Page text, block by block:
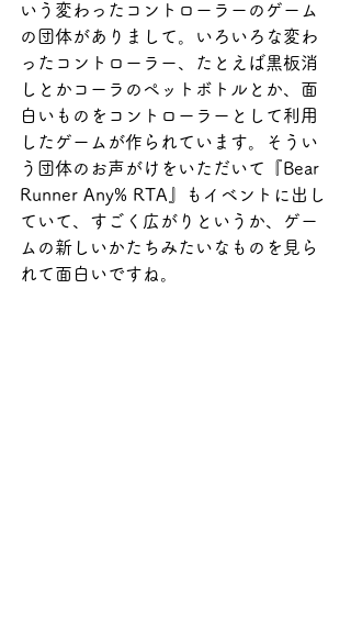
いう変わったコントローラーのゲーム
の団体がありまして。いろいろな変わ
ったコントローラー、たとえば黒板消
しとかコーラのペットボトルとか、面
白いものをコントローラーとして利用
したゲームが作られています。そうい
う団体のお声がけをいただいて『Bear
Runner Any% RTA』もイベントに出し
ていて、すごく広がりというか、ゲー
ムの新しいかたちみたいなものを見ら
れて面白いですね。